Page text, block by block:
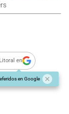
en
en Google